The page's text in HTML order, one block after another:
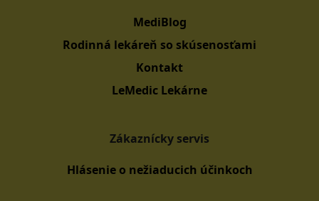
MediBlog
Rodinná lekáreň so skúsenosťami
Kontakt
LeMedic Lekárne
Zákaznícky servis
Hlásenie o nežiaducich účinkoch